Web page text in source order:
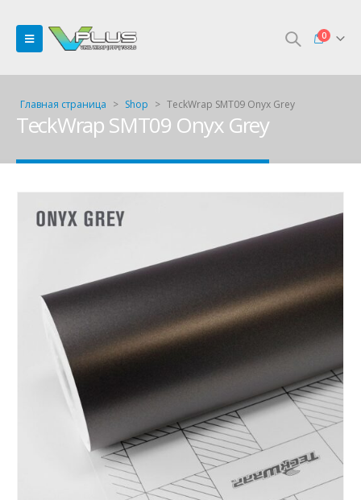
0
Главная страница > Shop > TeckWrap SMT09 Onyx Grey
TeckWrap SMT09 Onyx Grey